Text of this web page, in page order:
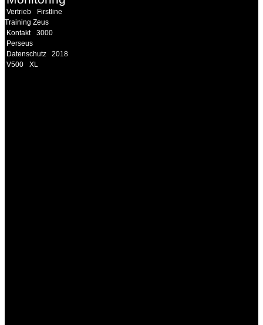
Vertrieb
Firstline
Training Zeus
Kontakt
3000
Perseus
Datenschutz
2018
V500
XL